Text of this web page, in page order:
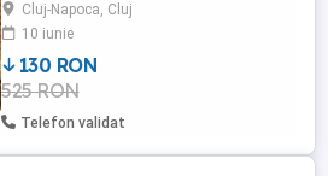
neracordata, 300 gr. racordata; - marime
maner (grip) L2 (4; 1 4); - suprafata capului
100 inch2, 645 cm2;
Cluj-Napoca, Cluj
10 iunie
130 RON
525 RON
Telefon validat